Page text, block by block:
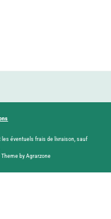
éventuels frais de livraison, sauf
by Agrarzone